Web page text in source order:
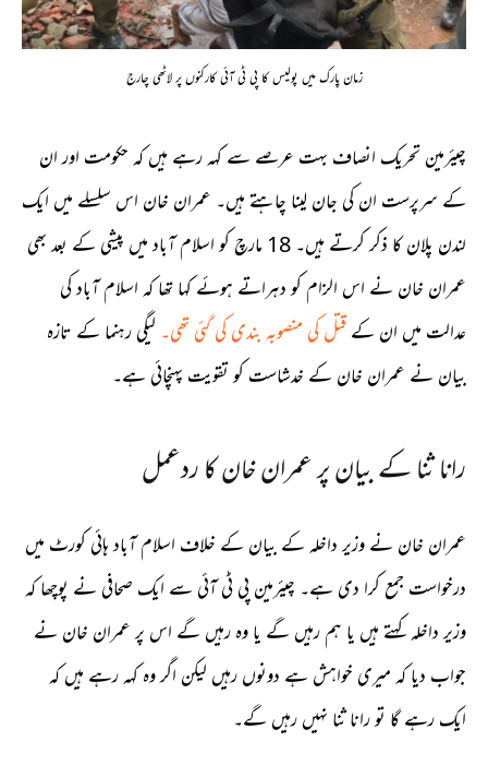
زمان پارک میں پولیس کا پی ٹی آئی کارکنوں پر لاٹھی چارج
چیئرمین تحریک انصاف بہت عرصے سے کہہ رہے ہیں کہ حکومت اور ان
کے سرپرست ان کی جان لینا چاہتے ہیں۔ عمران خان اس سلسلے میں ایک
لندن پلان کا ذکر کرتے ہیں۔ 18 مارچ کو اسلام آباد میں پیشی کے بعد بھی
عمران خان نے اس الزام کو دہراتے ہوئے کہا تھا کہ اسلام آباد کی
عدالت میں ان کےقتل کی منصوبہ بندی کی گئی تھی۔ لیگی رہنما کے تازہ
بیان نے عمران خان کے خدشاست کو تقویت پہنچائی ہے۔
رانا ثنا کے بیان پر عمران خان کا ردعمل
عمران خان نے وزیر داخلہ کے بیان کے خلاف اسلام آباد ہائی کورٹ میں
درخواست جمع کرا دی ہے۔ چیئرمین پی ٹی آئی سے ایک صحافی نے پوچھا کہ
وزیر داخلہ کہتے ہیں یا ہم رہیں گے یا وہ رہیں گے اس پر عمران خان نے
جواب دیا کہ میری خواہش ہے دونوں رہیں لیکن اگر وہ کہہ رہے ہیں کہ
ایک رہے گا تو رانا ثنا نہیں رہیں گے۔